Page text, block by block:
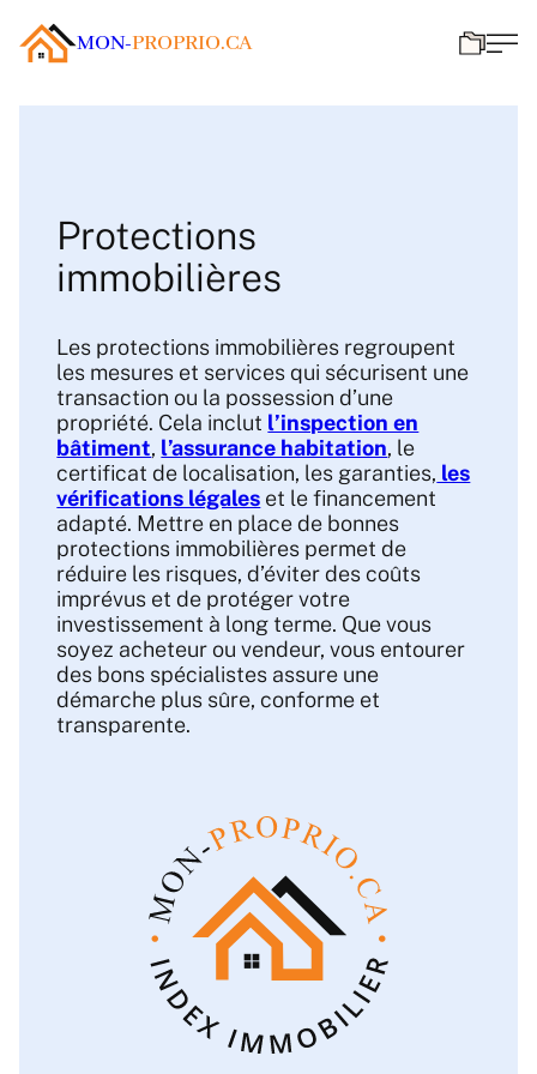
MON-PROPRIO.CA
Protections
immobilières
Les protections immobilières regroupent
les mesures et services qui sécurisent une
transaction ou la possession d’une
propriété. Cela inclut l’inspection en
bâtiment, l’assurance habitation, le
certificat de localisation, les garanties, les
vérifications légales et le financement
adapté. Mettre en place de bonnes
protections immobilières permet de
réduire les risques, d’éviter des coûts
imprévus et de protéger votre
investissement à long terme. Que vous
soyez acheteur ou vendeur, vous entourer
des bons spécialistes assure une
démarche plus sûre, conforme et
transparente.